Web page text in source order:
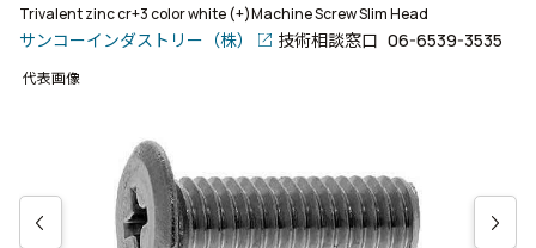
Trivalent zinc cr+3 color white (+)Machine Screw Slim Head
サンコーインダストリー（株） 技術相談窓口 06-6539-3535
代表画像